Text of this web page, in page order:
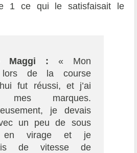
1 ce qui le satisfaisait le
Maggi : « Mon
lors de la course
fut réussi, et j’ai
mes marques.
je devais
un peu de sous
en virage et je
de vitesse de